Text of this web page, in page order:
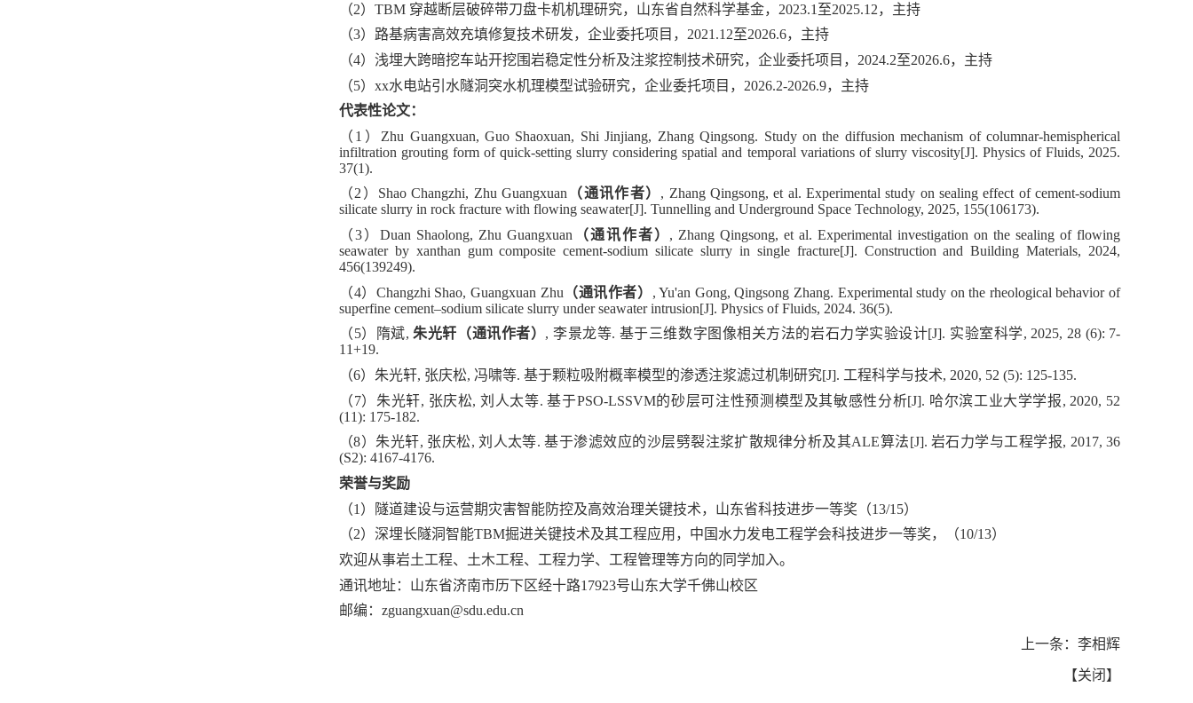
（2） TBM 穿越断层破碎带刀盘卡机机理研究，山东省自然科学基金， 2023.1 至2025.12，主持
（3）路基病害高效充填修复技术研发，企业委托项目， 2021.12至2026.6，主持
（4）浅埋大跨暗挖车站开挖围岩稳定性分析及注浆控制技术研究，企业委托项目， 2024.2至2026.6，主持
（5） xx水电站引水隧洞突水机理模型试验研究，企业委托项目， 2026.2-2026.9，主持
代表性论文：
（ 1 ） Zhu Guangxuan, Guo Shaoxuan, Shi Jinjiang, Zhang Qingsong. Study on the diffusion mechanism of columnar-hemispherical
infiltration grouting form of quick-setting slurry considering spatial and temporal variations of slurry viscosity[J]. Physics of Fluids, 2025.
37(1).
（2 ） Shao Changzhi, Zhu Guangxuan （通讯作者） , Zhang Qingsong, et al. Experimental study on sealing effect of cement-sodium
silicate slurry in rock fracture with flowing seawater[J]. Tunnelling and Underground Space Technology, 2025, 155(106173).
（3） Duan Shaolong, Zhu Guangxuan （通讯作者） , Zhang Qingsong, et al. Experimental investigation on the sealing of flowing
seawater by xanthan gum composite cement-sodium silicate slurry in single fracture[J]. Construction and Building Materials, 2024,
456(139249).
（4） Changzhi Shao, Guangxuan Zhu （通讯作者） , Yu'an Gong, Qingsong Zhang. Experimental study on the rheological behavior of
superfine cement–sodium silicate slurry under seawater intrusion[J]. Physics of Fluids, 2024. 36(5).
（5）隋斌,朱光轩（通讯作者） , 李景龙等. 基于三维数字图像相关方法的岩石力学实验设计[J]. 实验室科学, 2025, 28 (6): 7-
11+19.
（6）朱光轩, 张庆松, 冯啸等. 基于颗粒吸附概率模型的渗透注浆滤过机制研究[J]. 工程科学与技术, 2020, 52 (5): 125-135.
（7）朱光轩, 张庆松,刘人太等.基于PSO-LSSVM的砂层可注性预测模型及其敏感性分析[J]. 哈尔滨工业大学学报, 2020, 52
(11): 175-182.
（8）朱光轩, 张庆松,刘人太等.基于渗滤效应的沙层劈裂注浆扩散规律分析及其ALE算法[J]. 岩石力学与工程学报, 2017, 36
(S2): 4167-4176.
荣誉与奖励
（1 ）隧道建设与运营期灾害智能防控及高效治理关键技术，山东省科技进步一等奖（13/15）
（2）深埋长隧洞智能TBM掘进关键技术及其工程应用，中国水力发电工程学会科技进步一等奖，（10/13）
欢迎从事岩土工程、土木工程、工程力学、工程管理等方向的同学加入。
通讯地址：山东省济南市历下区经十路17923号山东大学千佛山校区
邮编： zguangxuan@sdu.edu.cn
上一条： 李相辉
【关闭 】